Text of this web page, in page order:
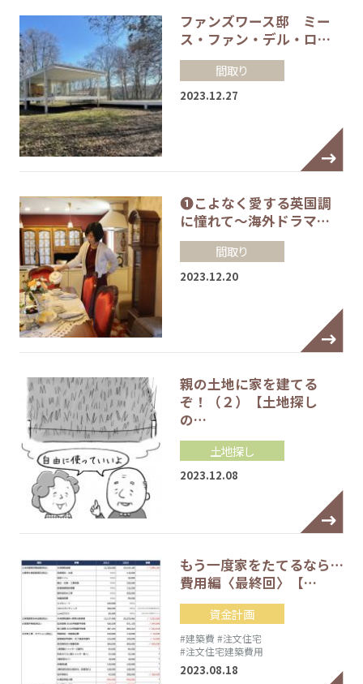
ファンズワース邸 ミー
ス・ファン・デル・ロ…
間取り
2023.12.27
❶こよなく愛する英国調
に憧れて～海外ドラマ…
間取り
2023.12.20
親の土地に家を建てる
ぞ！（２）【土地探し
の…
土地探し
2023.12.08
もう一度家をたてるなら…
費用編〈最終回〉【…
資金計画
#建築費 #注文住宅
#注文住宅建築費用
2023.08.18